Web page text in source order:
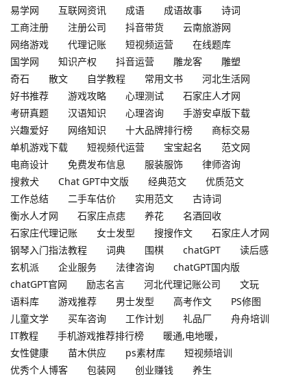
易学网
互联网资讯 成语 成语故事
诗词
工商注册
注册公司 抖音带货
云南旅游网
网络游戏
代理记账 短视频运营
在线题库
国学网
知识产权 抖音运营 雕龙客
雕塑
奇石
散文 自学教程 常用文书
河北生活网
好书推荐
游戏攻略 心理测试
石家庄人才网
考研真题
汉语知识 心理咨询
手游安卓版下载
兴趣爱好
网络知识 十大品牌排行榜
商标交易
单机游戏下载
短视频代运营 宝宝起名
范文网
电商设计
免费发布信息 服装服饰
律师咨询
搜救犬
Chat GPT中文版 经典范文
优质范文
工作总结
二手车估价 实用范文
古诗词
衡水人才网
石家庄点痣 养花
名酒回收
石家庄代理记账
女士发型 搜搜作文
石家庄人才网
钢琴入门指法教程
词典 围棋 chatGPT
读后感
玄机派
企业服务 法律咨询
chatGPT国内版
chatGPT官网
励志名言 河北代理记账公司
文玩
语料库
游戏推荐 男士发型 高考作文
PS修图
儿童文学
买车咨询 工作计划 礼品厂
舟舟培训
IT教程
手机游戏推荐排行榜
暖通,电地暖，
女性健康
苗木供应 ps素材库
短视频培训
优秀个人博客
包装网 创业赚钱
养生